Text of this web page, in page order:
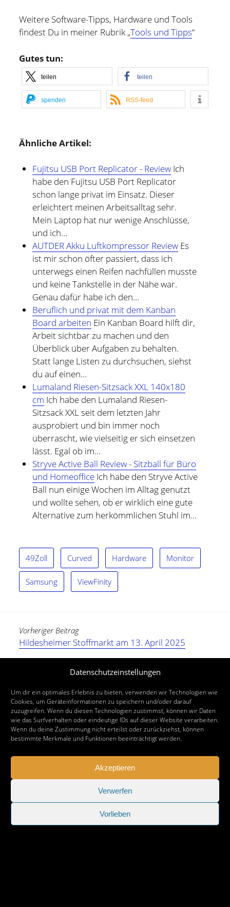
Datenschutzeinstellungen
Um dir ein optimales Erlebnis zu bieten, verwenden wir Technologien wie
Cookies, um Geräteinformationen zu speichern und/oder darauf
zuzugreifen. Wenn du diesen Technologien zustimmst, können wir Daten
wie das Surfverhalten oder eindeutige IDs auf dieser Website verarbeiten.
Wenn du deine Zustimmung nicht erteilst oder zurückziehst, können
bestimmte Merkmale und Funktionen beeinträchtigt werden.
Akzeptieren
Verwerfen
Vorlieben
Weitere Software-Tipps, Hardware und Tools
findest Du in meiner Rubrik „Tools und Tipps“
Gutes tun:
teilen teilen
spenden RSS-feed
Ähnliche Artikel:
Fujitsu USB Port Replicator - ReviewIch
habe den Fujitsu USB Port Replicator
schon lange privat im Einsatz. Dieser
erleichtert meinen Arbeitsalltag sehr.
Mein Laptop hat nur wenige Anschlüsse,
und ich…
AUTDER Akku Luftkompressor ReviewEs
ist mir schon öfter passiert, dass ich
unterwegs einen Reifen nachfüllen musste
und keine Tankstelle in der Nähe war.
Genau dafür habe ich den…
Beruflich und privat mit dem Kanban
Board arbeiten Ein Kanban Board hilft dir,
Arbeit sichtbar zu machen und den
Überblick über Aufgaben zu behalten.
Statt lange Listen zu durchsuchen, siehst
du auf einen…
Lumaland Riesen-Sitzsack XXL 140x180
cm Ich habe den Lumaland Riesen-
Sitzsack XXL seit dem letzten Jahr
ausprobiert und bin immer noch
überrascht, wie vielseitig er sich einsetzen
lässt. Egal ob im…
Stryve Active Ball Review - Sitzball für Büro
und HomeofficeIch habe den Stryve Active
Ball nun einige Wochen im Alltag genutzt
und wollte sehen, ob er wirklich eine gute
Alternative zum herkömmlichen Stuhl im…
49Zoll Curved Hardware Monitor
Samsung ViewFinity
Vorheriger Beitrag
Hildesheimer Stoffmarkt am 13. April 2025
Nächster Beitrag